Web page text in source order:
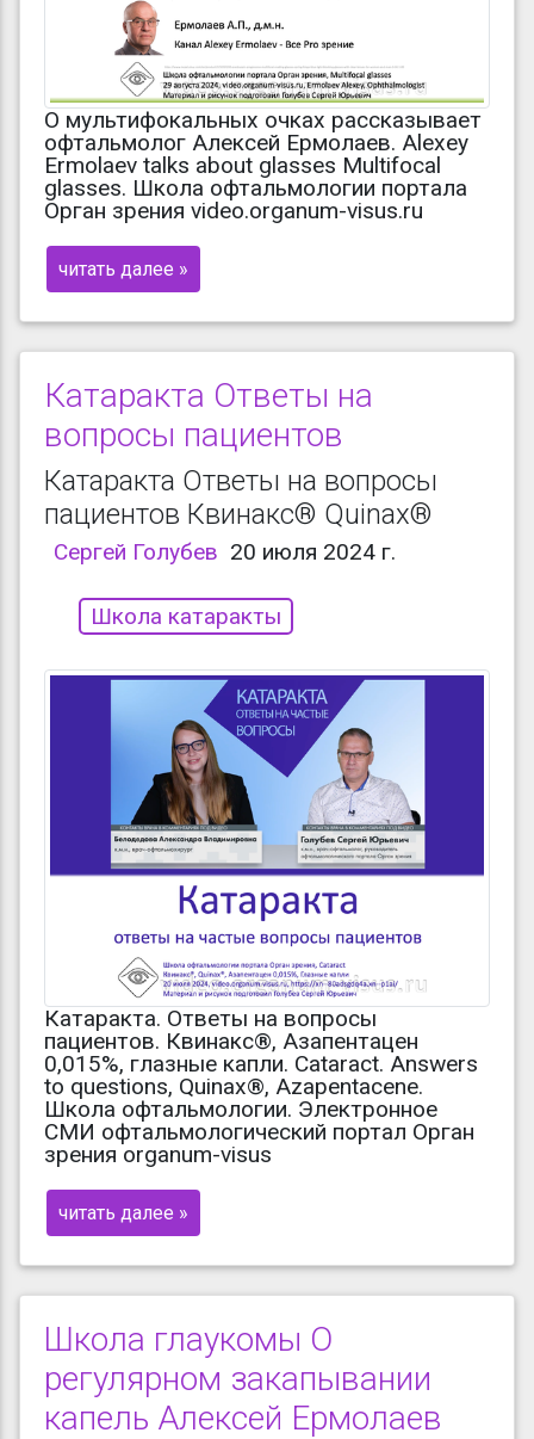
О мультифокальных очках рассказывает
офтальмолог Алексей Ермолаев. Alexey
Ermolaev talks about glasses Multifocal
glasses. Школа офтальмологии портала
Орган зрения video.organum-visus.ru
читать далее »
Катаракта Ответы на
вопросы пациентов
Катаракта Ответы на вопросы
пациентов Квинакс® Quinax®
Сергей Голубев 20 июля 2024 г.
Школа катаракты
Катаракта. Ответы на вопросы
пациентов. Квинакс®, Азапентацен
0,015%, глазные капли. Cataract. Answers
to questions, Quinax®, Azapentacene.
Школа офтальмологии. Электронное
СМИ офтальмологический портал Орган
зрения organum-visus
читать далее »
Школа глаукомы О
регулярном закапывании
капель Алексей Ермолаев